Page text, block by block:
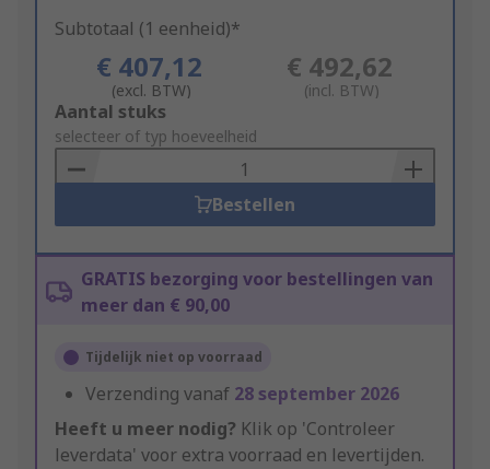
Subtotaal (1 eenheid)*
€ 407,12
(excl. BTW)
€ 492,62
(incl. BTW)
Add
to
Basket
Aantal stuks
selecteer of typ hoeveelheid
Bestellen
GRATIS bezorging voor bestellingen van
meer dan € 90,00
Tijdelijk niet op voorraad
Verzending vanaf 28 september 2026
Heeft u meer nodig? Klik op 'Controleer
leverdata' voor extra voorraad en levertijden.